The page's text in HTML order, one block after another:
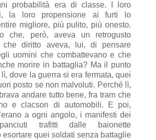
probabilità era di classe. I loro
la loro propensione ai furti lo
migliore, più pulito, più onesto.
che, però, aveva un retrogusto
che diritto aveva, lui, di pensare
uomini che combattevano e che
morire in battaglia? Ma il punto
dove la guerra si era fermata, quei
posto se non malvoluti. Perché lì,
andare tutto bene, fra tram che
e clacson di automobili. E poi,
a ogni angolo, i manifesti dei
trafitti dalle baionette
esortare quei soldati senza battaglie